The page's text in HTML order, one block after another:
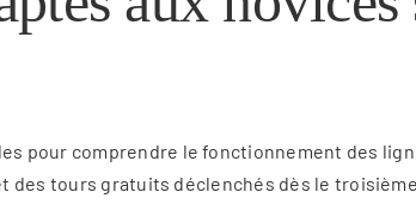
pour comprendre le fonctionnement des
des tours gratuits déclenchés dès le